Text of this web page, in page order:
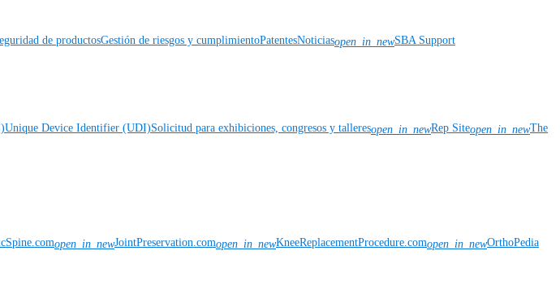
de productosGestión de riesgos y cumplimientoPatentesNoticiasopen_in_newSBA Support
Unique Device Identifier (UDI)Solicitud para exhibiciones, congresos y talleresopen_in_newRep Siteopen_in_newThe
open_in_newJointPreservation.comopen_in_newKneeReplacementProcedure.comopen_in_newOrthoPedia